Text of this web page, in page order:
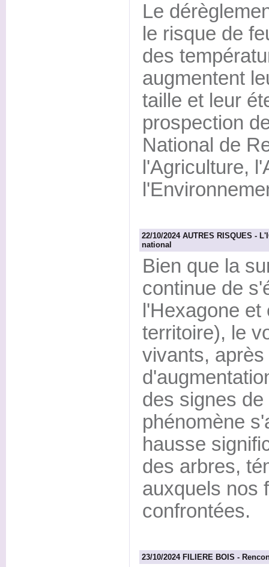
Le
le risque de
des
augmentent
taille et leur
prospection
National de
l'Agriculture,
22/10/2024 AUTRES RISQUES -
national
Bien que la
continue de
l'Hexagone
territoire), le
vivants,
des signes
phénomène
hausse
des arbres,
auxquels nos
confrontées.
23/10/2024 FILIERE BOIS -